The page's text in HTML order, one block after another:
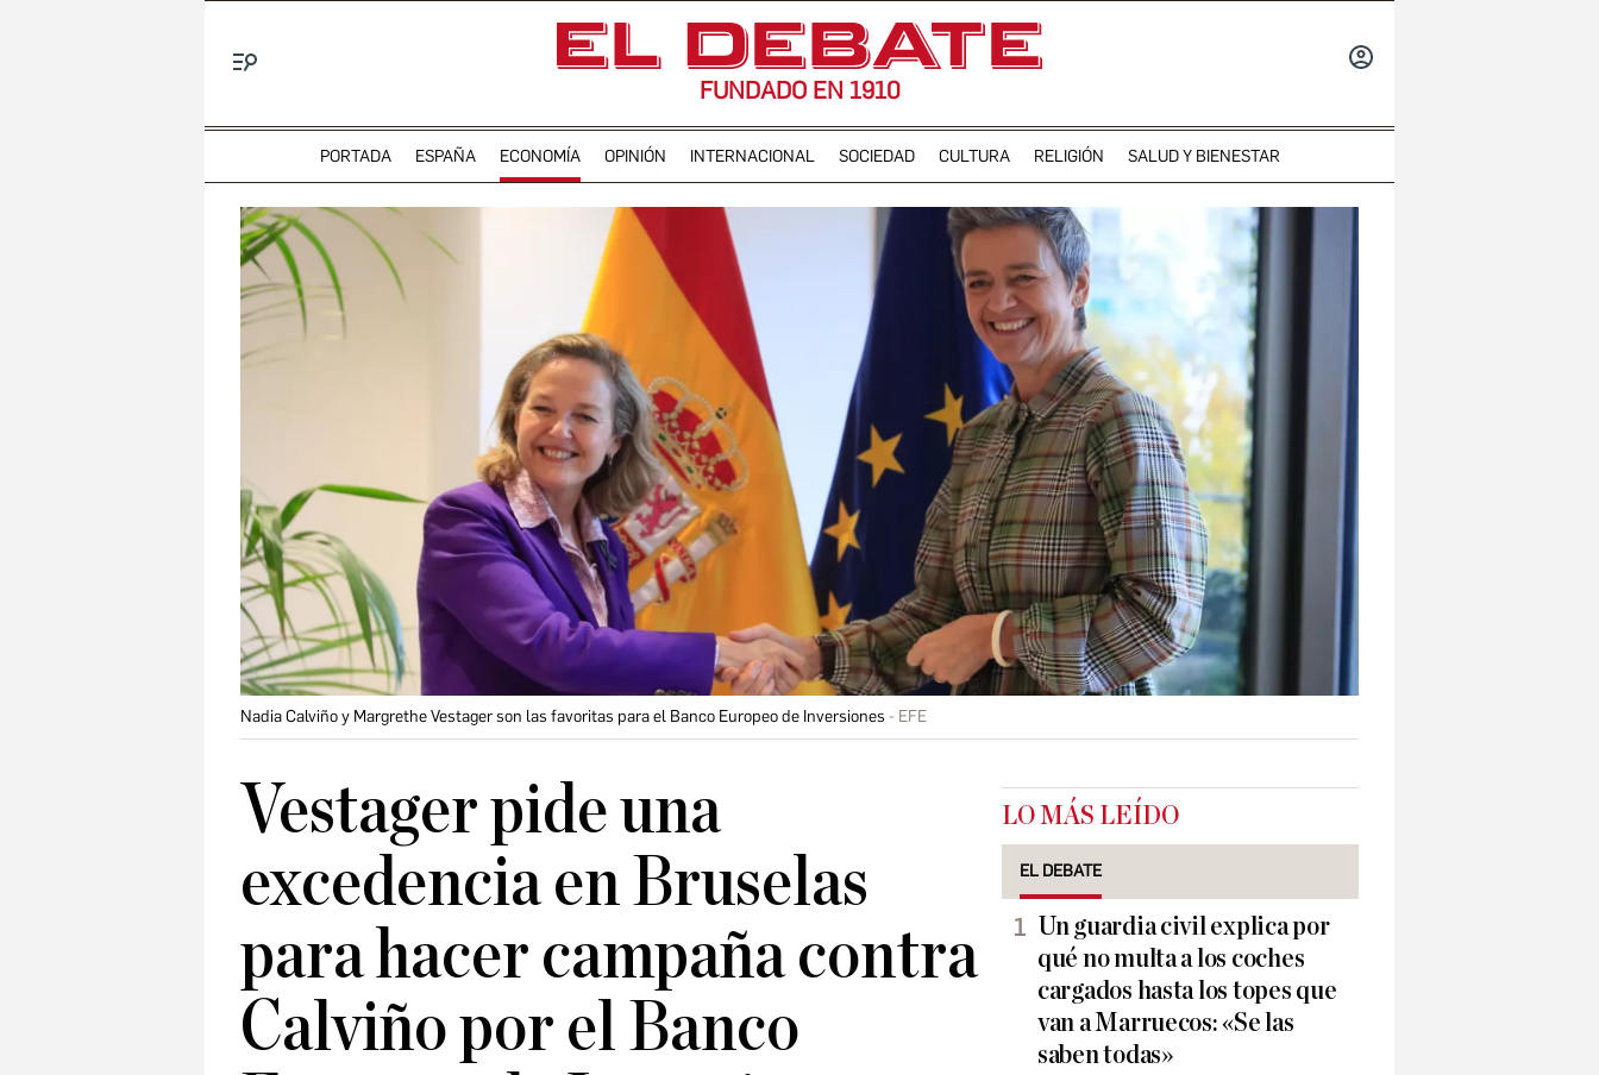
FUNDADO EN 1910
PORTADA ESPAÑA ECONOMÍA OPINIÓN INTERNACIONAL SOCIEDAD CULTURA RELIGIÓN SALUD Y BIENESTAR
Nadia Calviño y Margrethe Vestager son las favoritas para el Banco Europeo de Inversiones EFE
Vestager pide una
excedencia en Bruselas
para hacer campaña contra
Calviño por el Banco
LO MÁS LEÍDO
EL DEBATE
Un guardia civil explica por
qué no multa a los coches
cargados hasta los topes que
van a Marruecos: «Se las
saben todas»